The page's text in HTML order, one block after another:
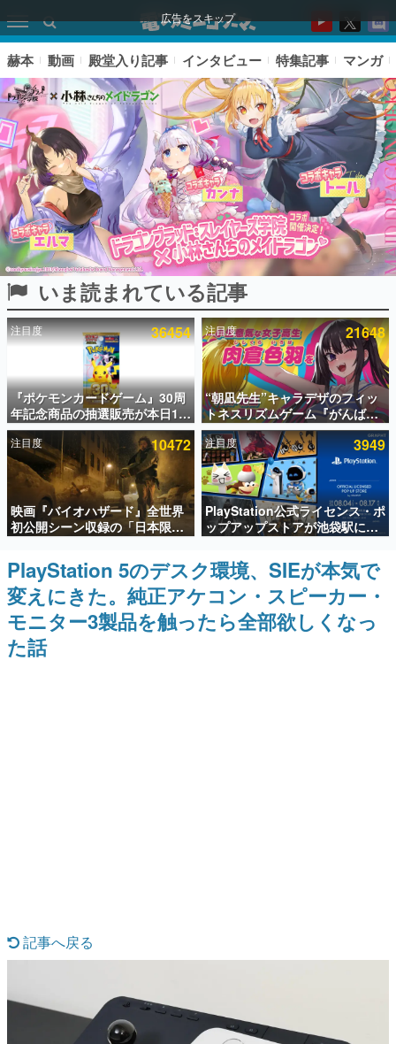
広告をスキップ
ピックアップ
電ファミのいま読まれている記事ランキング
アプリセール情報
インタビュー
連載・特集一覧
殿堂入り記事
SNS拡散数が数千以上！ ページビュー数万以上！ などな
ど。多くの人々に読まれた、電ファミ渾身の“殿堂入り”記
事をまとめました。
ゲームの企画書
名作ゲームクリエイターの方々に製作時のエピソードをお
聞きし、ヒットする企画（ゲーム）とは何か？を探ってい
きます。
ゲーム開発者・hamatsu氏がゲームの魅力を画面や操作の
具体的な形から解き明かしていく、硬派で骨太な評論連載
です。
赫本 動画 殿堂入り記事 インタビュー 特集記事 マンガ
いま読まれている記事
注目度 36454
『ポケモンカードゲーム』30周
年記念商品の抽選販売が本日12
時より開始。拡張パック「30th
CELEBRATION」のボックス
に、「プレミアムデッキセット
エーフィ・ブラッキー」
「FUTURISTIC BOX」の計3商
品
注目度 21648
“朝凪先生”キャラデザのフィッ
トネスリズムゲーム『がんば
れ！チアリズム』Steamストア
ページが公開。キャラクターの
CVは陽向葵ゅかさん
注目度 10472
映画『バイオハザード』全世界
初公開シーン収録の「日本限
定」予告映像が解禁。バイオの
「ラクーンシティ総合病院」へ
行く配達人の姿が披露
注目度 3949
PlayStation公式ライセンス・ポ
ップアップストアが池袋駅にて
期間限定で開催。夏のアパレル
や『ブラッドボーン』の新作ア
イテムが登場
PlayStation 5のデスク環境、SIEが本気で
変えにきた。純正アケコン・スピーカー・
モニター3製品を触ったら全部欲しくなっ
た話
記事へ戻る